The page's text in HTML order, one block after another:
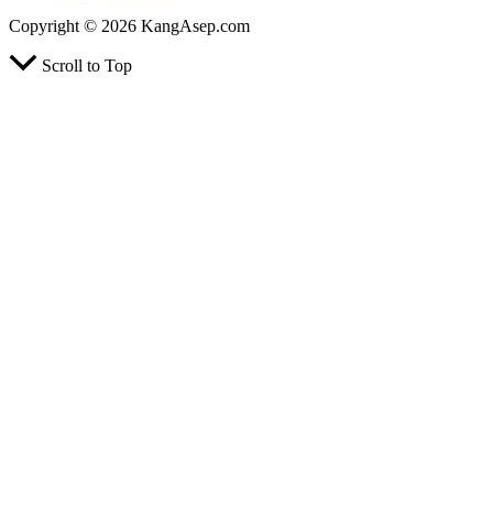
Copyright © 2026 KangAsep.com
Scroll to Top